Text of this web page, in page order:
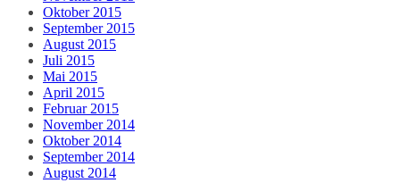
Oktober 2015
September 2015
August 2015
Juli 2015
Mai 2015
April 2015
Februar 2015
November 2014
Oktober 2014
September 2014
August 2014